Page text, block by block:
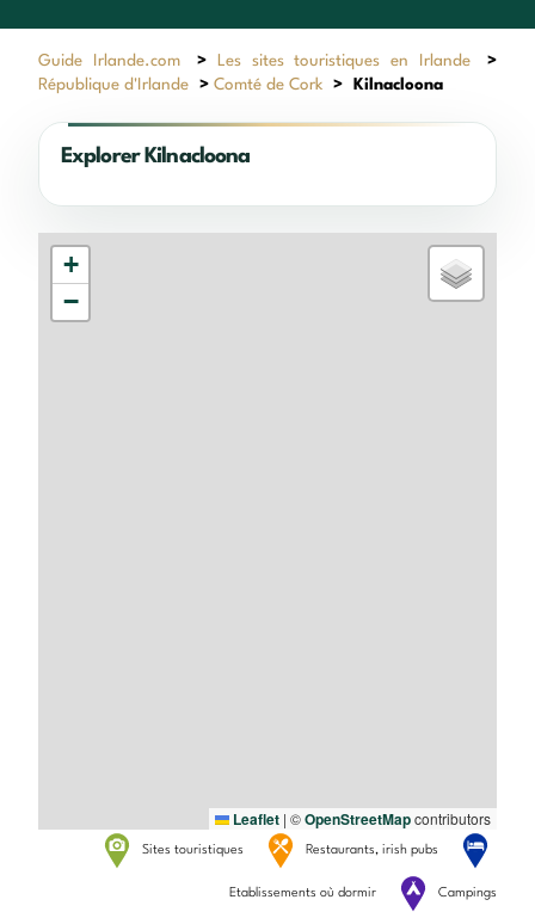
Guide Irlande.com > Les sites touristiques en Irlande
>
République d'Irlande
> Comté de Cork > Kilnacloona
Explorer Kilnacloona
+
−
Leaflet | ©OpenStreetMapcontributors
Sites touristiques Restaurants, irish pubs
Etablissements où dormir Campings